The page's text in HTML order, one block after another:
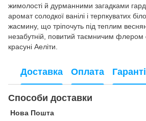
жимолості й дурманними загадками
аромат солодкої ванілі і терпкуватих
жасмину, що тріпочуть під теплим
незабутній, повитий таємничим флером
красуні Аеліти.
Доставка Оплата
Способи доставки
Нова Пошта